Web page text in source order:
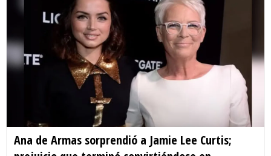
Ana de Armas sorprendió a Jamie Lee Curtis;